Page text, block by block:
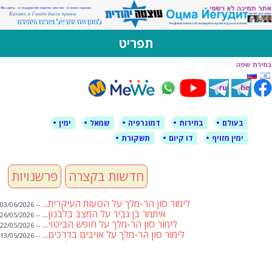
לימין עוצמה יהודית
אתר תמיכה ברוסית ובעברית
תפריט
דילוג
לתוכן
בעולם בחירות דמוגרפיה שמאל
ימין
ימין מזויף
דו קיום תשקורת
פרשנויות חדשות בקצרה
לימור סון הר-מלך על הטעות העיקרית... -- 03/06/2026
איתמר בן גביר על המצב בלבנון... -- 26/05/2026
לימור סון הר-מלך על חופש הביטוי... -- 22/05/2026
לימור סון הר-מלך על אויבים בדרכים... -- 13/05/2026
שבועת אמונים לדעאש